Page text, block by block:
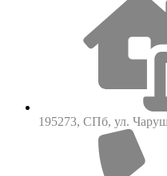
195273, СПб, ул.